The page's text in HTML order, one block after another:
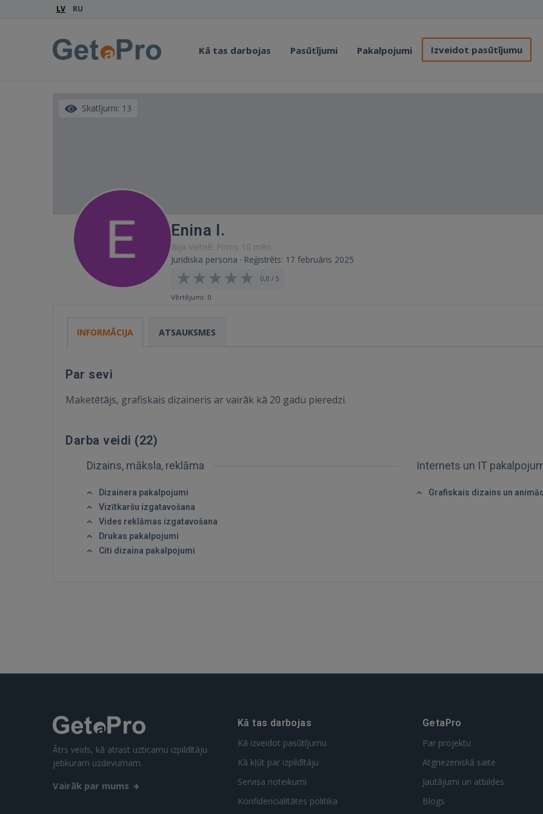
LV RU
Kā tas darbojas Pasūtījumi Pakalpojumi Izveidot pasūtījumu
IENĀKT
Atcerēties?
Skatījumi: 13
Enina I.
Bija vietnē: Pirms 10 mēn.
Juridiska persona · Reģistrēts: 17 februāris 2025
0,0 / 5
Vērtējumi: 0
INFORMĀCIJA ATSAUKSMES
Par sevi
Maketētājs, grafiskais dizaineris ar vairāk kā 20 gadu pieredzi.
Darba veidi (22)
Dizains, māksla, reklāma
Dizainera pakalpojumi
Vizītkaršu izgatavošana
Vides reklāmas izgatavošana
Drukas pakalpojumi
Citi dizaina pakalpojumi
Internets un IT
Grafiskais dizains un
Ātrs veids, kā atrast uzticamu izpildītāju
jebkuram uzdevumam.
Vairāk par mums
Kā tas darbojas
Kā izveidot pasūtījumu
Kā kļūt par izpildītāju
Servisa noteikumi
Konfidencialitātes politika
GetaPro
Par projektu
Atgriezeniskā saite
Jautājumi un atbildes
Blogs